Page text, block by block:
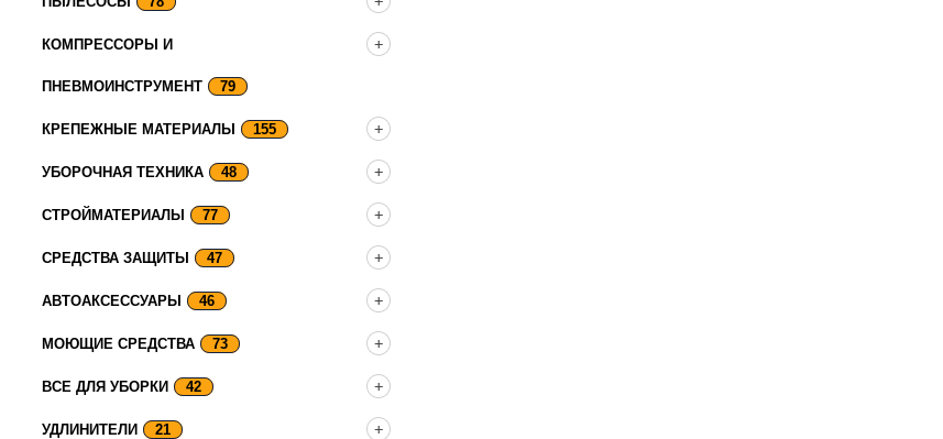
КОМПРЕССОРЫ И
ПНЕВМОИНСТРУМЕНТ 79
КРЕПЕЖНЫЕ МАТЕРИАЛЫ 155
УБОРОЧНАЯ ТЕХНИКА 48
СТРОЙМАТЕРИАЛЫ 77
СРЕДСТВА ЗАЩИТЫ 47
АВТОАКСЕССУАРЫ 46
МОЮЩИЕ СРЕДСТВА 73
ВСЕ ДЛЯ УБОРКИ 42
УДЛИНИТЕЛИ 21